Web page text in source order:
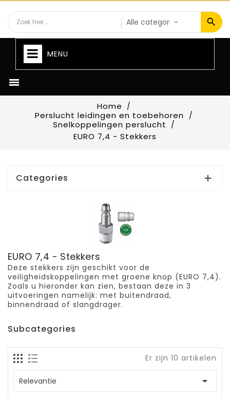
MENU

Home
Perslucht leidingen en toebehoren
Snelkoppelingen perslucht
EURO 7,4 - Stekkers
Categories 
EURO 7,4 - Stekkers
Deze stekkers zijn geschikt voor de
veiligheidskoppelingen met groene knop (EURO 7,4).
Zoals u hieronder kan zien, bestaan deze in 3
uitvoeringen namelijk: met buitendraad,
binnendraad of slangdrager.
Subcategories
Er zijn 10 artikelen
Relevantie 